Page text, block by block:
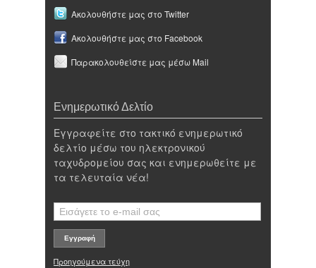
Ακολουθήστε μας στο Twitter
Ακολουθήστε μας στο Facebook
Παρακολουθείστε μας μέσω Mail
Ενημερωτικό Δελτίο
Εγγραφείτε στο τακτικό ενημερωτικό
δελτίο μέσω του ηλεκτρονικού
ταχυδρομείου σας και ενημερωθείτε με
τα τελευταία νέα!
Προηγούμενα τεύχη